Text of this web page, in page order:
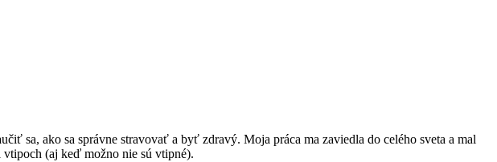
sa, ako sa správne stravovať a byť zdravý. Moja práca ma zaviedla do celého sveta a mal
(aj keď možno nie sú vtipné).